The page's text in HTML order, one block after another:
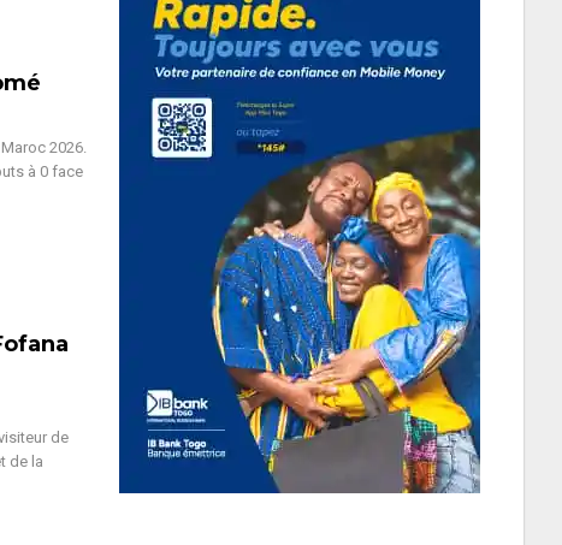
2026.
à 0 face
de
de la